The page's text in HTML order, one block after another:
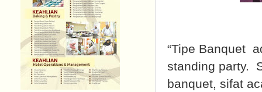
“Tipe Banquet
standing party.
banquet, sifat